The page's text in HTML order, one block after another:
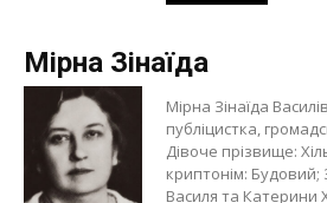
Мірна Зінаїда
Мірна Зінаїда
публіцистка,
Дівоче прізвище:
криптонім: Будовий;
Василя та Катерини